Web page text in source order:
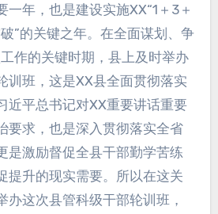
一年，也是建设实施XX“1＋3＋
”的关键之年。在全面谋划、争
作的关键时期，县上及时举办
训班，这是XX县全面贯彻落实
近平总书记对XX重要讲话重要
要求，也是深入贯彻落实全省
是激励督促全县干部勤学苦练
提升的现实需要。所以在这关
办这次县管科级干部轮训班，